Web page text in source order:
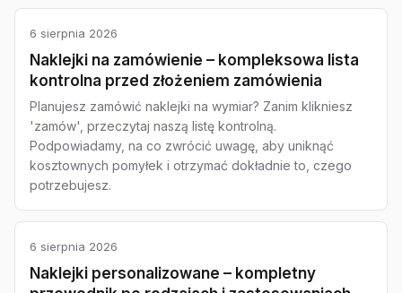
6 sierpnia 2026
Naklejki na zamówienie – kompleksowa lista
kontrolna przed złożeniem zamówienia
Planujesz zamówić naklejki na wymiar? Zanim klikniesz
'zamów', przeczytaj naszą listę kontrolną.
Podpowiadamy, na co zwrócić uwagę, aby uniknąć
kosztownych pomyłek i otrzymać dokładnie to, czego
potrzebujesz.
6 sierpnia 2026
Naklejki personalizowane – kompletny